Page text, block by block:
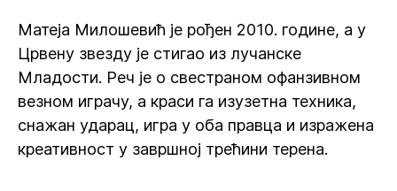
Матеја Милошевић је рођен 2010. године, а у
Црвену звезду је стигао из лучанске
Младости. Реч је о свестраном офанзивном
везном играчу, а краси га изузетна техника,
снажан ударац, игра у оба правца и изражена
креативност у завршној трећини терена.